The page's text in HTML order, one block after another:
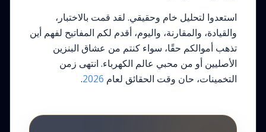
استعدوا لتحليل خام وحقيقي. لقد قمت بالاختبار،
والقيادة، والمقارنة، واليوم، أقدم لكم المفاتيح لفهم أين
تذهب أموالكم حقًا، سواء كنتم من عشاق البنزين
الأصليين أو من محبي عالم الكهرباء. انتهى زمن
التخمينات، حان وقت الحقائق لعام 2026
.